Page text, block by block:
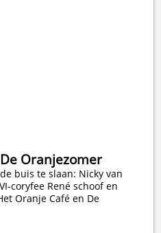
Oranjezomer
buis te slaan: Nicky van
coryfee René schoof en
Oranje Café en De